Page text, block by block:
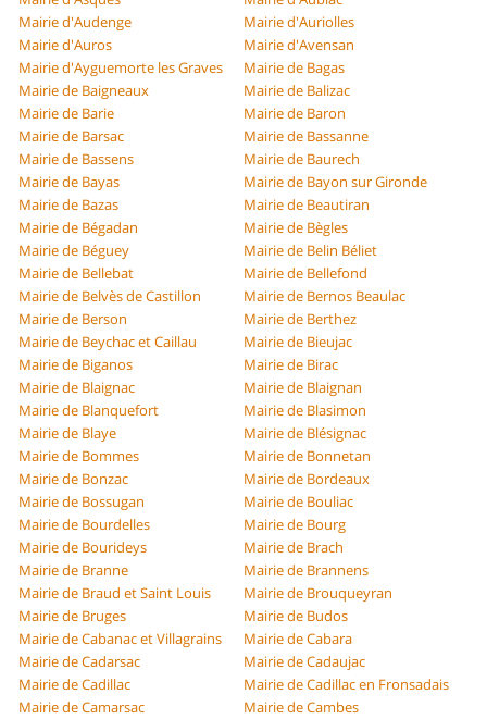
Mairie d'Audenge
Mairie d'Auriolles
Mairie d'Auros
Mairie d'Avensan
Mairie d'Ayguemorte les Graves
Mairie de Bagas
Mairie de Baigneaux
Mairie de Balizac
Mairie de Barie
Mairie de Baron
Mairie de Barsac
Mairie de Bassanne
Mairie de Bassens
Mairie de Baurech
Mairie de Bayas
Mairie de Bayon sur Gironde
Mairie de Bazas
Mairie de Beautiran
Mairie de Bégadan
Mairie de Bègles
Mairie de Béguey
Mairie de Belin Béliet
Mairie de Bellebat
Mairie de Bellefond
Mairie de Belvès de Castillon
Mairie de Bernos Beaulac
Mairie de Berson
Mairie de Berthez
Mairie de Beychac et Caillau
Mairie de Bieujac
Mairie de Biganos
Mairie de Birac
Mairie de Blaignac
Mairie de Blaignan
Mairie de Blanquefort
Mairie de Blasimon
Mairie de Blaye
Mairie de Blésignac
Mairie de Bommes
Mairie de Bonnetan
Mairie de Bonzac
Mairie de Bordeaux
Mairie de Bossugan
Mairie de Bouliac
Mairie de Bourdelles
Mairie de Bourg
Mairie de Bourideys
Mairie de Brach
Mairie de Branne
Mairie de Brannens
Mairie de Braud et Saint Louis
Mairie de Brouqueyran
Mairie de Bruges
Mairie de Budos
Mairie de Cabanac et Villagrains
Mairie de Cabara
Mairie de Cadarsac
Mairie de Cadaujac
Mairie de Cadillac
Mairie de Cadillac en Fronsadais
Mairie de Camarsac
Mairie de Cambes